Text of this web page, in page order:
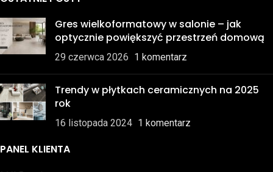
Gres wielkoformatowy w salonie – jak
optycznie powiększyć przestrzeń domową
29 czerwca 2026 1 komentarz
Trendy w płytkach ceramicznych na 2025
rok
16 listopada 2024 1 komentarz
PANEL KLIENTA